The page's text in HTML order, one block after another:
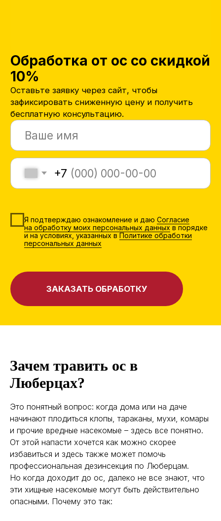
Зачем травить ос в
Люберцах?
Это понятный вопрос: когда дома или на даче
начинают плодиться клопы, тараканы, мухи, комары
и прочие вредные насекомые – здесь все понятно.
От этой напасти хочется как можно скорее
избавиться и здесь также может помочь
профессиональная дезинсекция по Люберцам.
Но когда доходит до ос, далеко не все знают, что
эти хищные насекомые могут быть действительно
опасными. Почему это так: